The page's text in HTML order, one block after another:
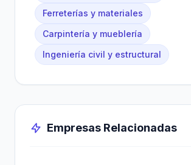
Ferreterías y materiales
Carpintería y mueblería
Ingeniería civil y estructural
Empresas Relacionadas